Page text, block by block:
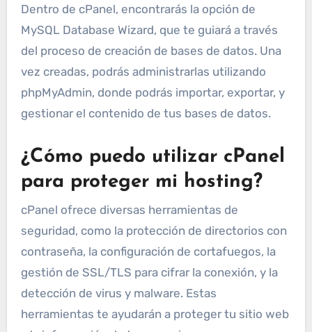
Dentro de cPanel, encontrarás la opción de
MySQL Database Wizard, que te guiará a través
del proceso de creación de bases de datos. Una
vez creadas, podrás administrarlas utilizando
phpMyAdmin, donde podrás importar, exportar, y
gestionar el contenido de tus bases de datos.
¿Cómo puedo utilizar cPanel
para proteger mi hosting?
cPanel ofrece diversas herramientas de
seguridad, como la protección de directorios con
contraseña, la configuración de cortafuegos, la
gestión de SSL/TLS para cifrar la conexión, y la
detección de virus y malware. Estas
herramientas te ayudarán a proteger tu sitio web